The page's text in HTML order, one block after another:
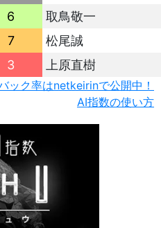
6
取鳥敬一
7
松尾誠
3 上原直樹
ック率はnetkeirinで公開中！
AI指数の使い方